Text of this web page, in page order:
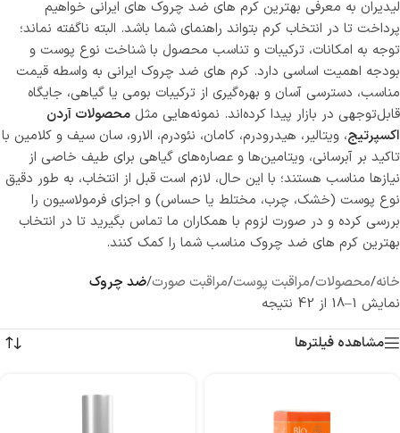
لیدیران به معرفی بهترین کرم های ضد چروک های ایرانی خواهیم
پرداخت تا در انتخاب کرم بتواند راهنمای شما باشد. البته ناگفته نماند؛
توجه به امکانات، ترکیبات و تناسب محصول با شناخت نوع پوست و
بودجه اهمیت اساسی دارد. کرم‌ های ضد چروک ایرانی به واسطه قیمت
مناسب، دسترسی آسان و بهره‌گیری از ترکیبات بومی یا گیاهی، جایگاه
قابل‌توجهی در بازار پیدا کرده‌اند. نمونه‌هایی مثل محصولات آردن
اکسپرتیج، ویتالیر، هیدرودرم، کامان، نئودرم، الارو، سان سیف و کلامین با
تاکید بر آبرسانی، ویتامین‌ها و عصاره‌های گیاهی برای طیف خاصی از
نیازها مناسب هستند؛ با این حال، لازم است قبل از انتخاب، به طور دقیق
نوع پوست (خشک، چرب، مختلط یا حساس) و اجزای فرمولاسیون را
بررسی کرده و در صورت لزوم با همکاران ما تماس بگیرید تا در انتخاب
بهترین کرم های ضد چروک مناسب شما را کمک کنند.
خانه/محصولات/مراقبت پوست/مراقبت صورت/ضد چروک
نمایش 1–18 از 42 نتیجه
مشاهده فیلترها